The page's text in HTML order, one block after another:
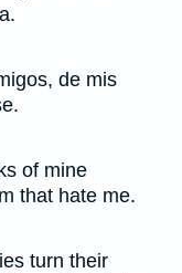
de mis
of mine
that hate me.
turn their